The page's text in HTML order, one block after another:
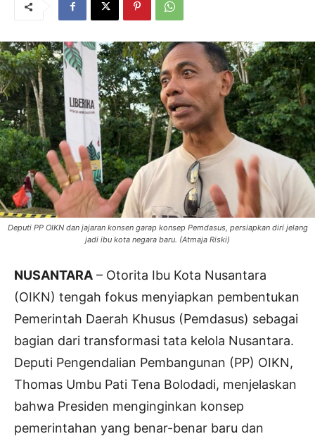
Deputi PP OIKN dan jajaran konsen garap konsep Pemdasus, persiapkan diri jelang
jadi ibu kota negara baru. (Atmaja Riski)
NUSANTARA – Otorita Ibu Kota Nusantara
(OIKN) tengah fokus menyiapkan pembentukan
Pemerintah Daerah Khusus (Pemdasus) sebagai
bagian dari transformasi tata kelola Nusantara.
Deputi Pengendalian Pembangunan (PP) OIKN,
Thomas Umbu Pati Tena Bolodadi, menjelaskan
bahwa Presiden menginginkan konsep
pemerintahan yang benar-benar baru dan